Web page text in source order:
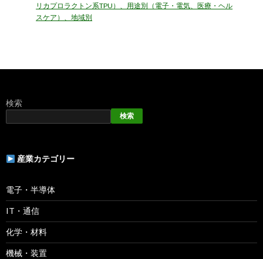
リカプロラクトン系TPU）、用途別（電子・電気、医療・ヘル
スケア）、地域別
検索
検索
産業カテゴリー
電子・半導体
IT・通信
化学・材料
機械・装置